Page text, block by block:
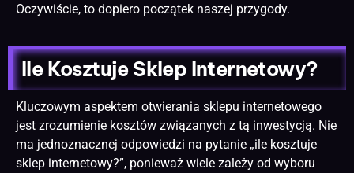
Oczywiście, to dopiero początek naszej przygody.
Ile Kosztuje Sklep Internetowy?
Kluczowym aspektem otwierania sklepu internetowego
jest zrozumienie kosztów związanych z tą inwestycją. Nie
ma jednoznacznej odpowiedzi na pytanie „ile kosztuje
sklep internetowy?”, ponieważ wiele zależy od wyboru